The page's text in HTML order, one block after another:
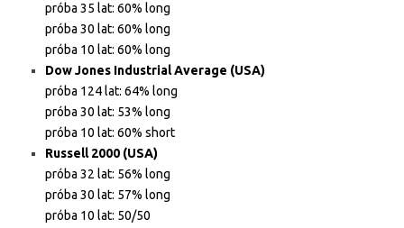
próba 35 lat: 60% long
próba 30 lat: 60% long
próba 10 lat: 60% long
Dow Jones Industrial Average (USA)
próba 124 lat: 64% long
próba 30 lat: 53% long
próba 10 lat: 60% short
Russell 2000 (USA)
próba 32 lat: 56% long
próba 30 lat: 57% long
próba 10 lat: 50/50